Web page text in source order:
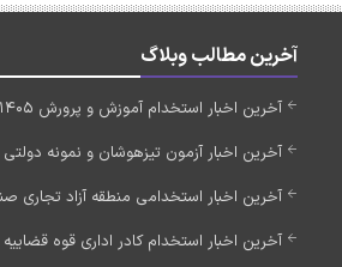
آخرین مطالب وبلاگ
آخرین اخبار استخدام آموزش و پرورش 1405 (به زودی)
آخرین اخبار آزمون تیزهوشان و نمونه دولتی
آخرین اخبار استخدامی منطقه آزاد تجاری
آخرین اخبار استخدام کادر اداری قوه قضاییه 1405 (به زودی)